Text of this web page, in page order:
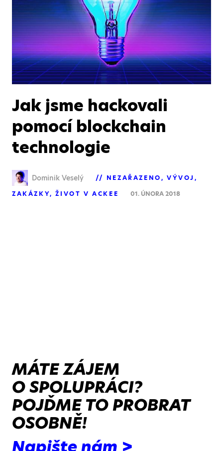
Jak jsme hackovali
pomocí blockchain
technologie
Dominik Veselý NEZAŘAZENO
VÝVOJ
ZAKÁZKY
ŽIVOT V ACKEE 01. ÚNORA 2018
MÁTE ZÁJEM
O SPOLUPRÁCI?
POJĎME TO PROBRAT
OSOBNĚ!